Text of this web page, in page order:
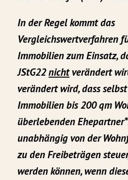
In der Regel kommt das
Vergleichswertverfahren
Immobilienzum Einsatz,
JStG22nichtverändert
verändert wird, dass
Immobilien bis 200 qm
überlebenden
unabhängig von der
zu den Freibeträgen
werden können, wenn